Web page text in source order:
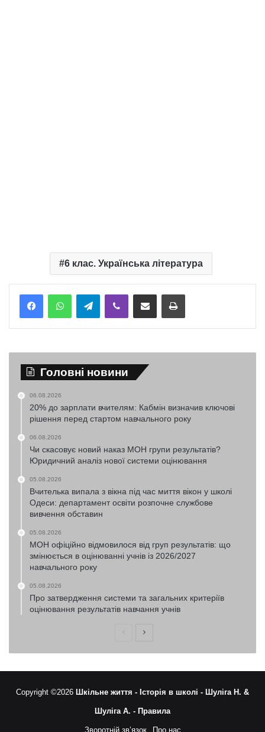
6 клас. Українська література
TelegramViber Надіслати електронною поштоюНадрукувати
Головні новини
06.08.2026
20% до зарплати вчителям: Кабмін визначив ключові
рішення перед стартом навчального року
06.08.2026
Чи скасовує новий наказ МОН групи результатів?
Юридичний аналіз нової системи оцінювання
05.08.2026
Вчителька випала з вікна під час миття вікон у школі
Одеси: департамент освіти розпочне службове
вивчення обставин
05.08.2026
МОН офіційно відмовилося від груп результатів: що
змінюється в оцінюванні учнів із 2026/2027
навчального року
05.08.2026
Про затвердження системи та загальних критеріїв
оцінювання результатів навчання учнів
ПопередняНаступна
Copyright ©2026 Шкільне життя - Історія в школі - Шуліга Н. &
Шуліга А. - Правила
Зворотній зв’язок Про нас